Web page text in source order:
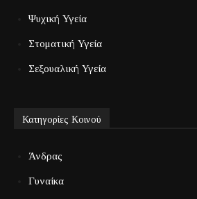
Ψυχική Υγεία
Στοματική Υγεία
Σεξουαλική Υγεία
Κατηγορίες Κοινού
Άνδρας
Γυναίκα